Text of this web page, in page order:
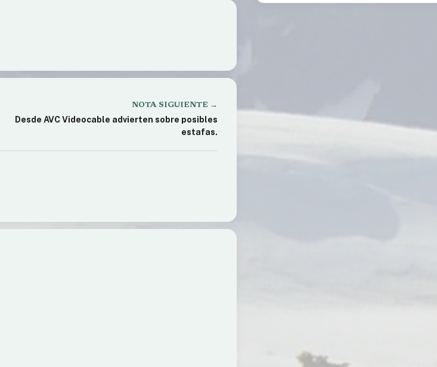
NOTA SIGUIENTE →
Desde AVC Videocable advierten sobre posibles
estafas.